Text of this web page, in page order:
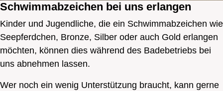
Schwimmabzeichen bei uns erlangen
Kinder und Jugendliche, die ein Schwimmabzeichen wie
Seepferdchen, Bronze, Silber oder auch Gold erlangen
möchten, können dies während des Badebetriebs bei
uns abnehmen lassen.
Wer noch ein wenig Unterstützung braucht, kann gerne